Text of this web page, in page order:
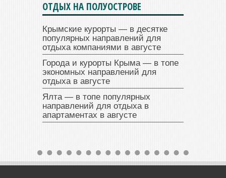
ОТДЫХ НА ПОЛУОСТРОВЕ
Крымские курорты — в десятке
популярных направлений для
отдыха компаниями в августе
Города и курорты Крыма — в топе
экономных направлений для
отдыха в августе
Ялта — в топе популярных
направлений для отдыха в
апартаментах в августе